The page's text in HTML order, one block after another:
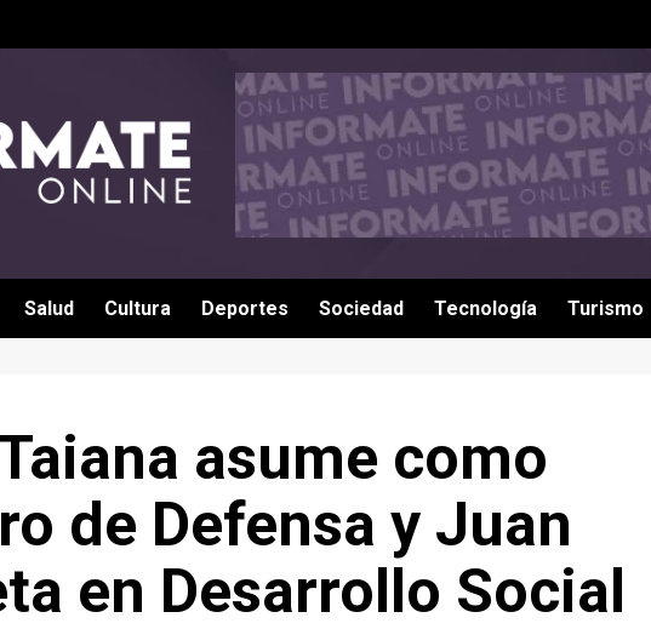
Salud Cultura Deportes Sociedad Tecnología Turismo
asume como
de Defensa y Juan
en Desarrollo Social